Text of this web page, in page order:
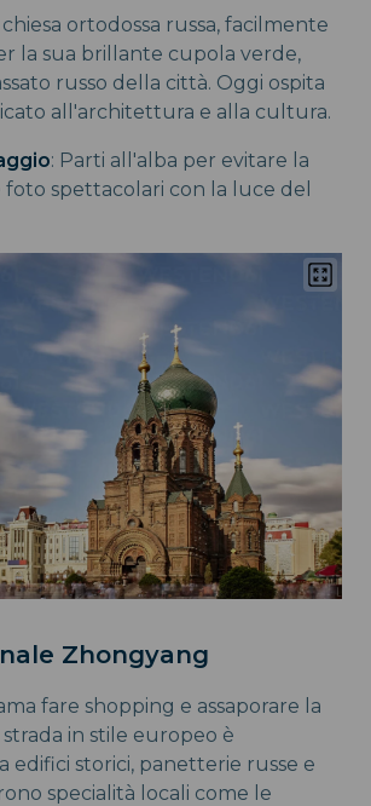
ortodossa russa, facilmente
la sua brillante cupola verde,
russo della città. Oggi ospita
all'architettura e alla cultura.
: Parti all'alba per evitare la
spettacolari con la luce del
Zhongyang
fare shopping e assaporare la
in stile europeo è
edifici storici, panetterie russe e
specialità locali come le